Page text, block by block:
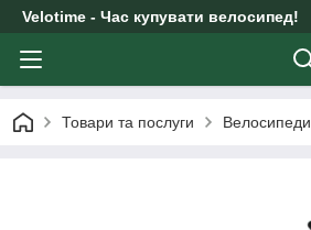
Velotime - Час купувати велосипед!
Товари та послуги Велосипеди